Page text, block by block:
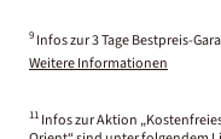
9 Infos zur 3 Tage Bestpreis-
Weitere Informationen
11 Infos zur Aktion